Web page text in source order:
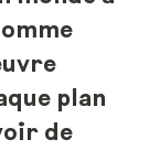
plan
de